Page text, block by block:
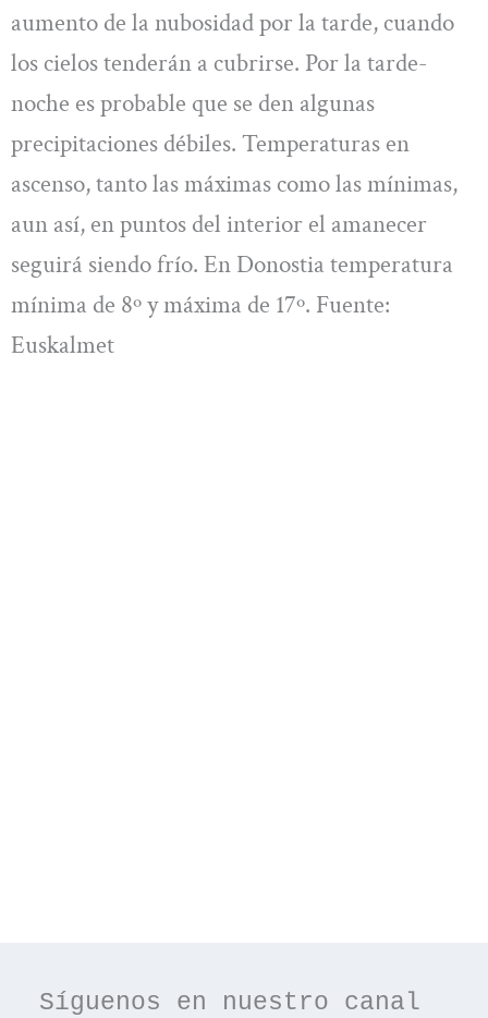
aumento de la nubosidad por la tarde, cuando
los cielos tenderán a cubrirse. Por la tarde-
noche es probable que se den algunas
precipitaciones débiles. Temperaturas en
ascenso, tanto las máximas como las mínimas,
aun así, en puntos del interior el amanecer
seguirá siendo frío. En Donostia temperatura
mínima de 8º y máxima de 17º. Fuente:
Euskalmet
Síguenos en nuestro canal